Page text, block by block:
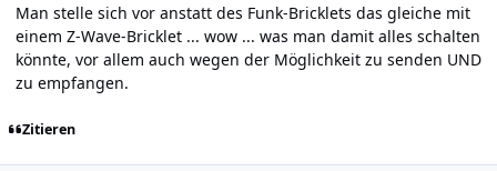
Man stelle sich vor anstatt des Funk-Bricklets das gleiche mit
einem Z-Wave-Bricklet ... wow ... was man damit alles schalten
könnte, vor allem auch wegen der Möglichkeit zu senden UND
zu empfangen.
Zitieren